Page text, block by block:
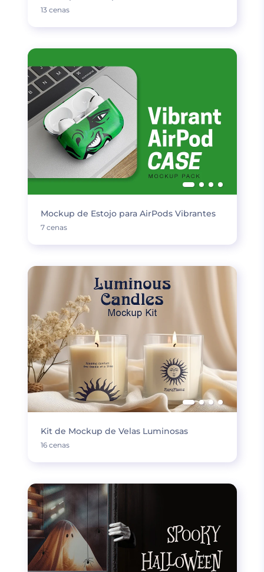
13 cenas
Mockup de Estojo para AirPods Vibrantes
7 cenas
Kit de Mockup de Velas Luminosas
16 cenas